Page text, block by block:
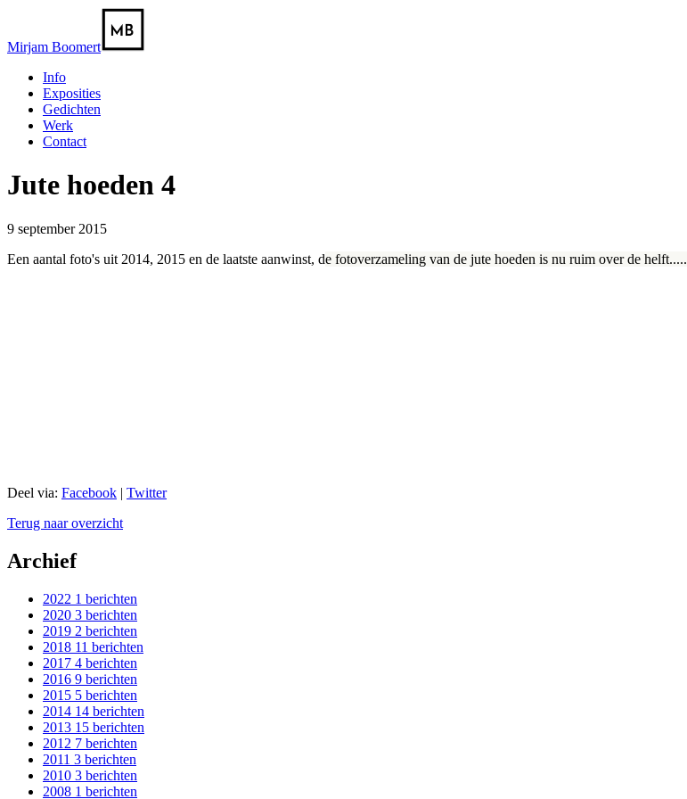
Mirjam Boomert
Info
Exposities
Gedichten
Werk
Contact
Jute hoeden 4
9 september 2015
Een aantal foto's uit 2014, 2015 en de laatste aanwinst, de fotoverzameling van de jute hoeden is nu ruim over de helft.....
Deel via: Facebook | Twitter
Terug naar overzicht
Archief
2022 1 berichten
2020 3 berichten
2019 2 berichten
2018 11 berichten
2017 4 berichten
2016 9 berichten
2015 5 berichten
2014 14 berichten
2013 15 berichten
2012 7 berichten
2011 3 berichten
2010 3 berichten
2008 1 berichten